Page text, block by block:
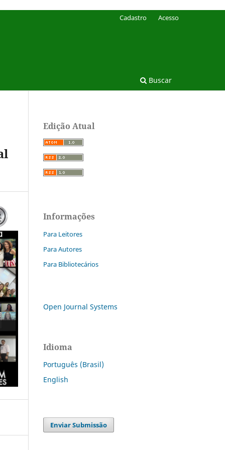
Buscar
Cadastro Acesso
Edição Atual
Informações
Para Leitores
Para Autores
Para Bibliotecários
Open Journal Systems
Idioma
Português (Brasil)
English
Enviar Submissão